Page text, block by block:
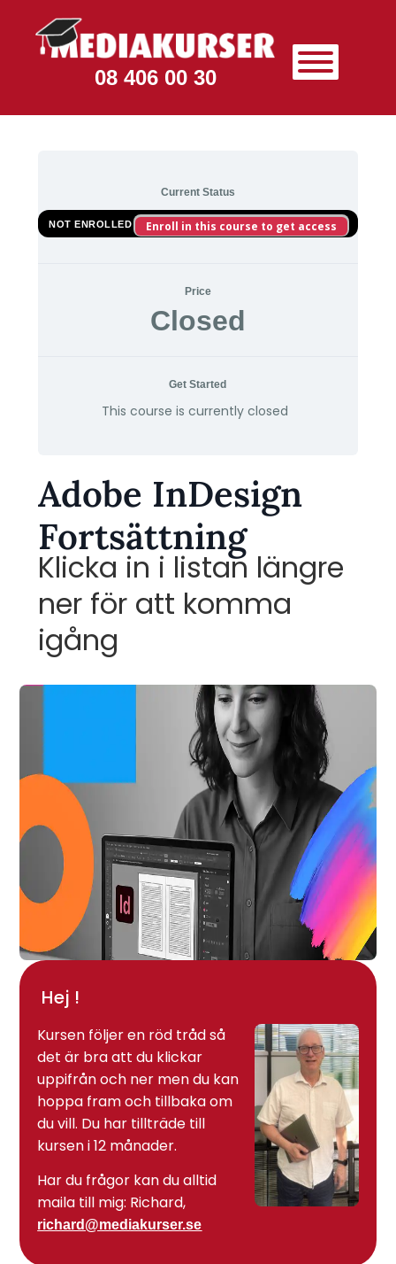
08 406 00 30
Current Status
NOT ENROLLED Enroll in this course to get access
Price
Closed
Get Started
This course is currently closed
Adobe InDesign
Fortsättning
Klicka in i listan längre
ner för att komma
igång
Hej !
Kursen följer en röd tråd så
det är bra att du klickar
uppifrån och ner men du kan
hoppa fram och tillbaka om
du vill. Du har tillträde till
kursen i 12 månader.
Har du frågor kan du alltid
maila till mig: Richard,
richard@mediakurser.se